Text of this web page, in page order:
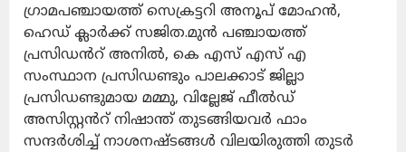
ഗ്രാമപഞ്ചായത്ത് സെക്രട്ടറി അനൂപ് മോഹൻ,
ഹെഡ് ക്ലാർക്ക് സജിത.മുൻ പഞ്ചായത്ത്
പ്രസിഡൻറ് അനിൽ, കെ എസ് എസ് എ
സംസ്ഥാന പ്രസിഡണ്ടും പാലക്കാട് ജില്ലാ
പ്രസിഡണ്ടുമായ മമ്മു, വില്ലേജ് ഫീൽഡ്
അസിസ്റ്റൻറ് നിഷാന്ത് തുടങ്ങിയവർ ഫാം
സന്ദർശിച്ച് നാശനഷ്ടങ്ങൾ വിലയിരുത്തി തുടർ